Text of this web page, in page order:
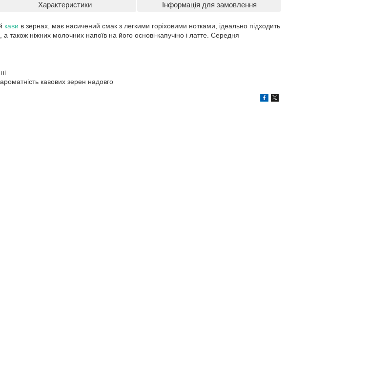
Характеристики Інформація для замовлення
кави в зернах, має насичений смак з легкими горіховими нотками, ідеально підходить
також ніжних молочних напоїв на його основі-капучіно і латте. Середня
кавових зерен надовго